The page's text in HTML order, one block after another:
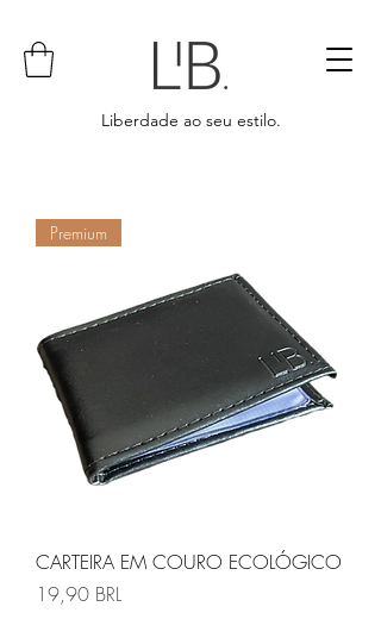
Liberdade ao seu estilo.
Premium
CARTEIRA EM COURO ECOLÓGICO
Precio
19,90 BRL